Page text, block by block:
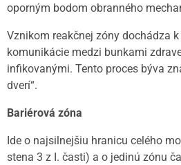
oporným bodom obranného
Vznikom reakčnej zóny dochádza
komunikácie medzi bunkami
infikovanými. Tento proces býva
dverí“.
Bariérová zóna
Ide o najsilnejšiu hranicu celého
stena 3 z I. časti) a o jedinú zónu